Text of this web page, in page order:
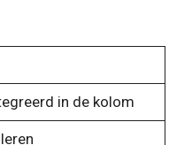
in de kolom